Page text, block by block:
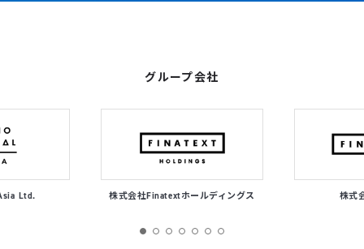
グループ会社
Ltd. 株式会社Finatextホールディングス 株式